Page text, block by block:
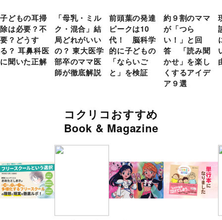
子どもの耳掃
除は必要？不
要？どうす
る？ 耳鼻科医
に聞いた正解
「母乳・ミル
ク・混合」結
局どれがいい
の？ 東大医学
部卒のママ医
師が徹底解説
前頭葉の発達
ピークは10
代！ 脳科学
的に子どもの
「ならいご
と」を検証
約９割のママ
が「つら
い！」と回
答 「読み聞
かせ」を楽し
くするアイデ
ア９選
コクリコおすすめ
Book & Magazine